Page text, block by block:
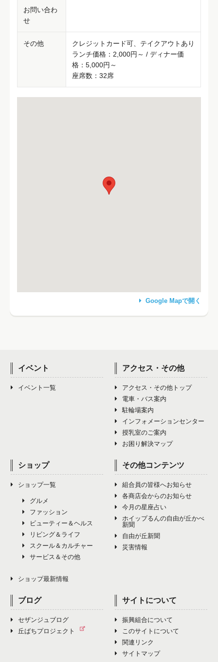
お問い合わ
せ
その他
クレジットカード可、テイクアウトあり
ランチ価格：2,000円～ / ディナー価
格：5,000円～
座席数：32席
Google Mapで開く
イベント
イベント一覧
アクセス・その他
アクセス・その他トップ
電車・バス案内
駐輪場案内
インフォメーションセンター
授乳室のご案内
お困り解決マップ
ショップ
ショップ一覧
グルメ
ファッション
ビューティー＆ヘルス
リビング＆ライフ
スクール＆カルチャー
サービス＆その他
ショップ最新情報
その他コンテンツ
組合員の皆様へお知らせ
各商店会からのお知らせ
今月の星座占い
ホイップるんの自由が丘かべ
新聞
自由が丘新聞
災害情報
ブログ
セザンジュブログ
丘ばちプロジェクト
サイトについて
振興組合について
このサイトについて
関連リンク
サイトマップ